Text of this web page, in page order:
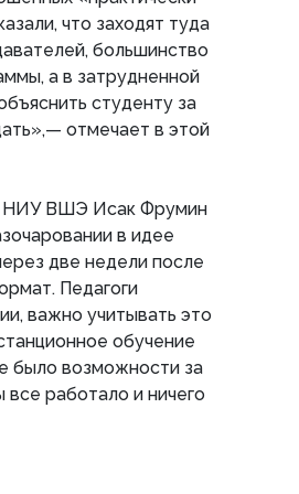
что заходят туда
большинство
а в затрудненной
студенту за
отмечает в этой
НИУ ВШЭ Исак Фрумин
в идее
две недели после
Педагоги
важно учитывать это
обучение
было возможности за
работало и ничего